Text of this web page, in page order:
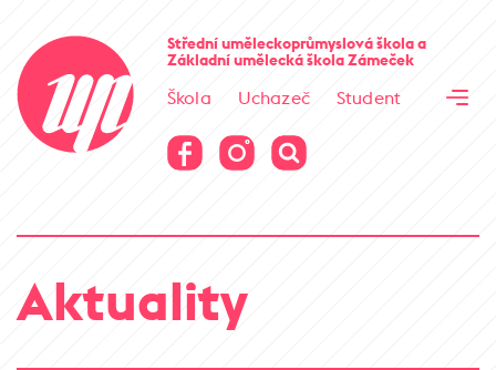
Střední uměleckoprůmyslová školaa
Základní umělecká školaZámeček
Škola Uchazeč
Student
Virtuální prohlídka
Virtuální prohlídka
Aktuality